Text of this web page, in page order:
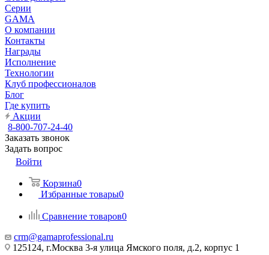
Серии
GAMA
О компании
Контакты
Награды
Исполнение
Технологии
Клуб профессионалов
Блог
Где купить
Акции
8-800-707-24-40
Заказать звонок
Задать вопрос
Войти
Корзина0
Избранные товары0
Сравнение товаров0
crm@gamaprofessional.ru
125124, г.Москва 3-я улица Ямского поля, д.2, корпус 1